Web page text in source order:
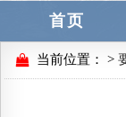
首页
当前位置： >